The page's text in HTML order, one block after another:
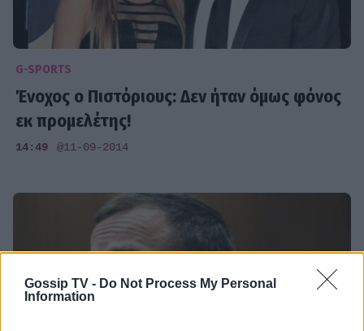
Gossip TV - Do Not Process My Personal
Information
G-SPORTS
Ένοχος ο Πιστόριους: Δεν ήταν όμως φόνος
εκ προμελέτης!
14:49 @11-09-2014